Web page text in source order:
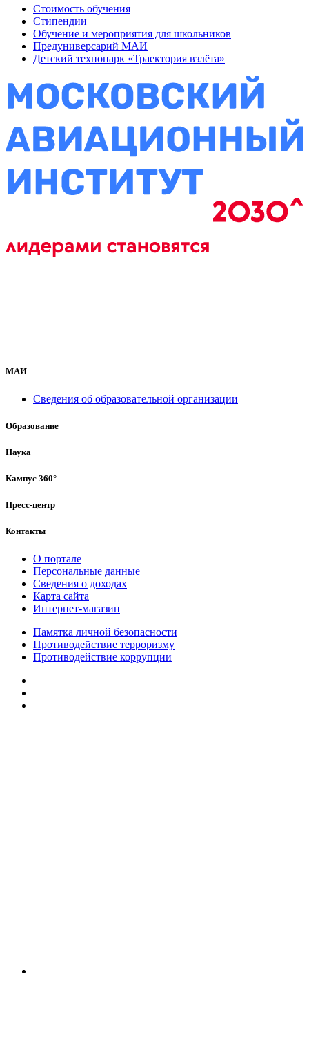
Стоимость обучения
Стипендии
Обучение и мероприятия для школьников
Предуниверсарий МАИ
Детский технопарк «Траектория взлёта»
МАИ
Сведения об образовательной организации
Образование
Наука
Кампус 360°
Пресс-центр
Контакты
О портале
Персональные данные
Сведения о доходах
Карта сайта
Интернет-магазин
Памятка личной безопасности
Противодействие терроризму
Противодействие коррупции